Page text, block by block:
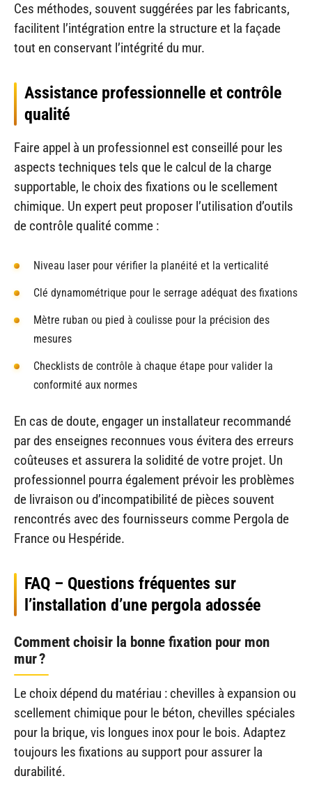
Ces méthodes, souvent suggérées par les fabricants,
facilitent l’intégration entre la structure et la façade
tout en conservant l’intégrité du mur.
Assistance professionnelle et contrôle
qualité
Faire appel à un professionnel est conseillé pour les
aspects techniques tels que le calcul de la charge
supportable, le choix des fixations ou le scellement
chimique. Un expert peut proposer l’utilisation d’outils
de contrôle qualité comme :
Niveau laser pour vérifier la planéité et la verticalité
Clé dynamométrique pour le serrage adéquat des fixations
Mètre ruban ou pied à coulisse pour la précision des
mesures
Checklists de contrôle à chaque étape pour valider la
conformité aux normes
En cas de doute, engager un installateur recommandé
par des enseignes reconnues vous évitera des erreurs
coûteuses et assurera la solidité de votre projet. Un
professionnel pourra également prévoir les problèmes
de livraison ou d’incompatibilité de pièces souvent
rencontrés avec des fournisseurs comme Pergola de
France ou Hespéride.
FAQ – Questions fréquentes sur
l’installation d’une pergola adossée
Comment choisir la bonne fixation pour mon
mur ?
Le choix dépend du matériau : chevilles à expansion ou
scellement chimique pour le béton, chevilles spéciales
pour la brique, vis longues inox pour le bois. Adaptez
toujours les fixations au support pour assurer la
durabilité.